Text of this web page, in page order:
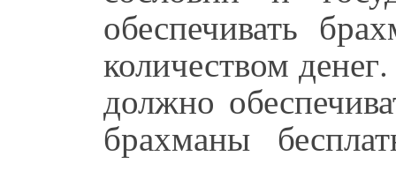
обеспечивать
количеством
должно
брахманы